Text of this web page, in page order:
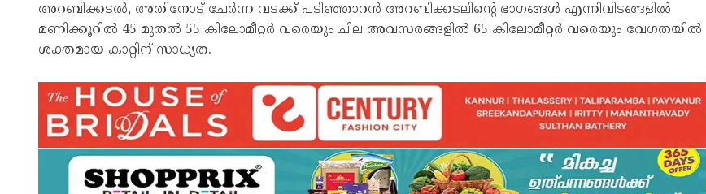
അറബിക്കടല്‍, അതിനോട് ചേർന്ന വടക്ക് പടിഞ്ഞാറൻ അറബിക്കടലിന്റെ ഭാഗങ്ങള്‍ എന്നിവിടങ്ങളില്‍
മണിക്കൂറില്‍ 45 മുതല്‍ 55 കിലോമീറ്റർ വരെയും ചില അവസരങ്ങളില്‍ 65 കിലോമീറ്റർ വരെയും വേഗതയില്‍
ശക്തമായ കാറ്റിന് സാധ്യത.